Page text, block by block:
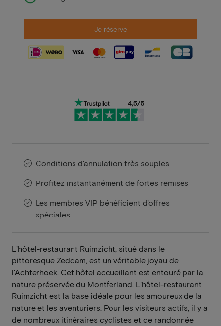
Je réserve
Conditions d'annulation très souples
Profitez instantanément de fortes remises
Les membres VIP bénéficient d'offres
spéciales
L'hôtel-restaurant Ruimzicht, situé dans le
pittoresque Zeddam, est un véritable joyau de
l'Achterhoek. Cet hôtel accueillant est entouré par la
nature préservée du Montferland. L'hôtel-restaurant
Ruimzicht est la base idéale pour les amoureux de la
nature et les aventuriers. Pour les visiteurs actifs, il y a
de nombreux itinéraires cyclistes et de randonnée